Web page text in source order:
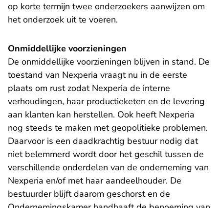
op korte termijn twee onderzoekers aanwijzen om
het onderzoek uit te voeren.
Onmiddellijke voorzieningen
De onmiddellijke voorzieningen blijven in stand. De
toestand van Nexperia vraagt nu in de eerste
plaats om rust zodat Nexperia de interne
verhoudingen, haar productieketen en de levering
aan klanten kan herstellen. Ook heeft Nexperia
nog steeds te maken met geopolitieke problemen.
Daarvoor is een daadkrachtig bestuur nodig dat
niet belemmerd wordt door het geschil tussen de
verschillende onderdelen van de onderneming van
Nexperia en/of met haar aandeelhouder. De
bestuurder blijft daarom geschorst en de